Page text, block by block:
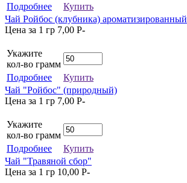
Подробнее
Купить
Чай Ройбос (клубника) ароматизированный
Цена за 1 гр 7,00 P-
Укажите
кол-во грамм
Подробнее
Купить
Чай "Ройбос" (природный)
Цена за 1 гр 7,00 P-
Укажите
кол-во грамм
Подробнее
Купить
Чай "Травяной сбор"
Цена за 1 гр 10,00 P-